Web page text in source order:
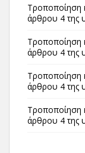
Τροποποίηση
άρθρου 4 της
Τροποποίηση
άρθρου 4 της
Τροποποίηση
άρθρου 4 της
Τροποποίηση
άρθρου 4 της